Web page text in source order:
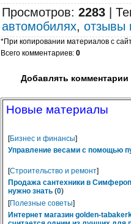
Просмотров: 2283
автомобилях, отзывы
*При копировании материалов с
Всего комментариев: 0
Добавлять комментарии
Новые материалы
[Бизнес и финансы]
Управление весами с помощью
[Строительство и ремонт]
Продажа сантехники в
нужно знать (0)
[Полезные советы]
Интернет магазин golden-